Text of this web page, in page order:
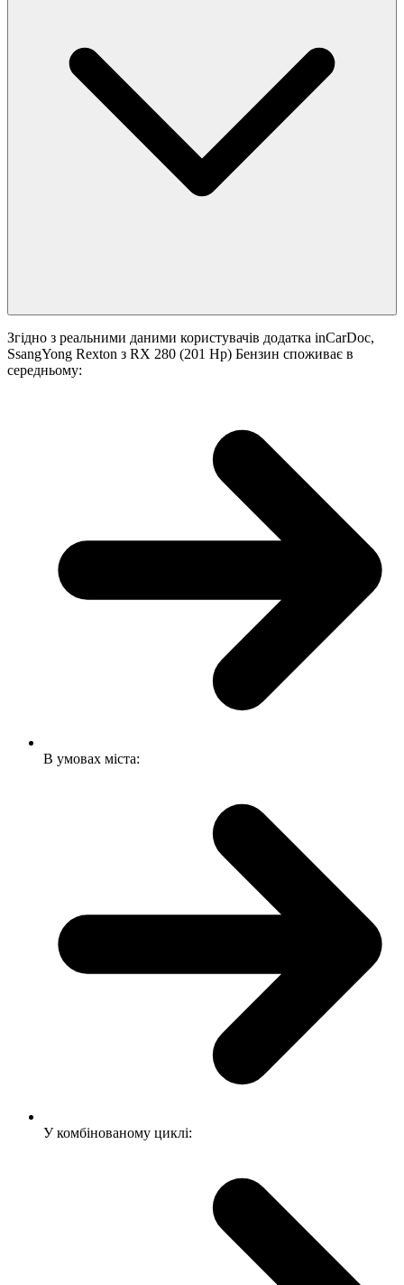
Згідно з реальними даними користувачів додатка inCarDoc,
SsangYong Rexton з RX 280 (201 Hp) Бензин споживає в
середньому:
В умовах міста:
У комбінованому циклі: